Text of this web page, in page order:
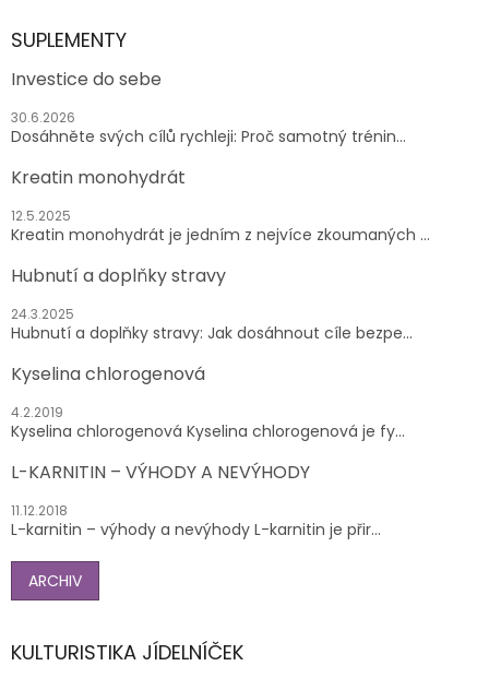
SUPLEMENTY
Investice do sebe
30.6.2026
Dosáhněte svých cílů rychleji: Proč samotný trénin...
Kreatin monohydrát
12.5.2025
Kreatin monohydrát je jedním z nejvíce zkoumaných ...
Hubnutí a doplňky stravy
24.3.2025
Hubnutí a doplňky stravy: Jak dosáhnout cíle bezpe...
Kyselina chlorogenová
4.2.2019
Kyselina chlorogenová Kyselina chlorogenová je fy...
L-KARNITIN – VÝHODY A NEVÝHODY
11.12.2018
L-karnitin – výhody a nevýhody L-karnitin je přir...
ARCHIV
KULTURISTIKA JÍDELNÍČEK